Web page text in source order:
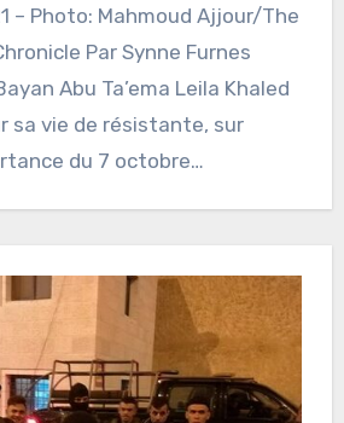
– Photo: Mahmoud Ajjour/The
Par Synne Furnes
Abu Ta’ema Leila Khaled
sa vie de résistante, sur
du 7 octobre…